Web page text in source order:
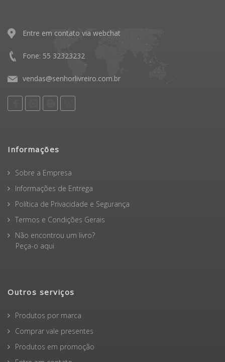
Entre em contato via webchat
Fone: 55 32323232
vendas@senhorlivreiro.com.br
Informações
Sobre a Empresa
Informações de Entrega
Política de Privacidade e Segurança
Termos e Condições Gerais
Não encontrou um livro?
Peça-o aqui
Outros serviços
Produtos por marca
Comprar vale presentes
Produtos em promoção